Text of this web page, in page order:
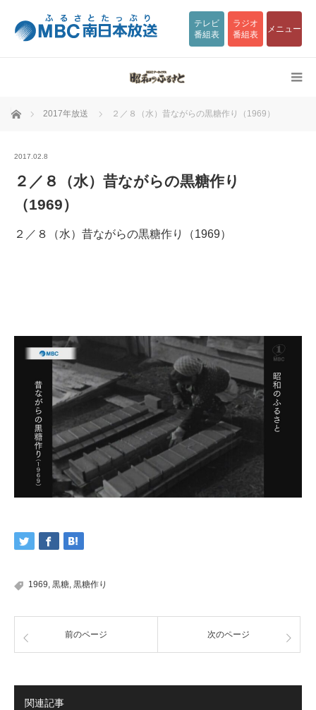
テレビ
番組表
ラジオ
番組表
メニュー
ホーム 2017年放送 ２／８（水）昔ながらの黒糖作り（1969）
2017.02.8
２／８（水）昔ながらの黒糖作り
（1969）
２／８（水）昔ながらの黒糖作り（1969）
1969, 黒糖, 黒糖作り
前のページ 次のページ
関連記事